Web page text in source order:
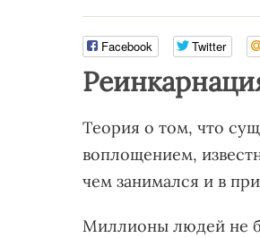
Facebook Twitter
Теория о том, что
воплощением,
чем занимался и в
Миллионы людей не